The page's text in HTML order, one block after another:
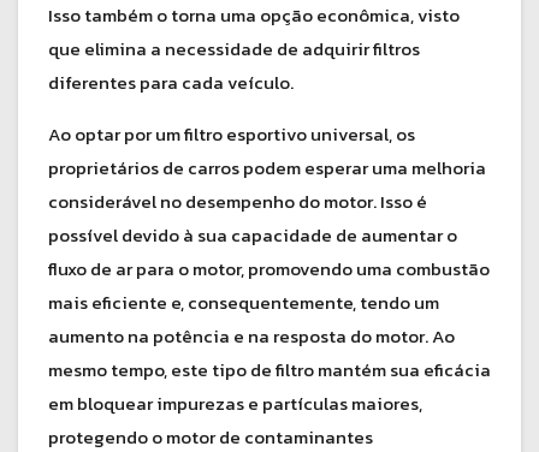
Isso também o torna uma opção econômica, visto
que elimina a necessidade de adquirir filtros
diferentes para cada veículo.
Ao optar por um filtro esportivo universal, os
proprietários de carros podem esperar uma melhoria
considerável no desempenho do motor. Isso é
possível devido à sua capacidade de aumentar o
fluxo de ar para o motor, promovendo uma combustão
mais eficiente e, consequentemente, tendo um
aumento na potência e na resposta do motor. Ao
mesmo tempo, este tipo de filtro mantém sua eficácia
em bloquear impurezas e partículas maiores,
protegendo o motor de contaminantes